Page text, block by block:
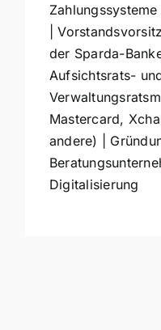
Zahlungssysteme
|
der Sparda-
Aufsichtsrats-
Mastercard,
andere) |
Digitalisierung